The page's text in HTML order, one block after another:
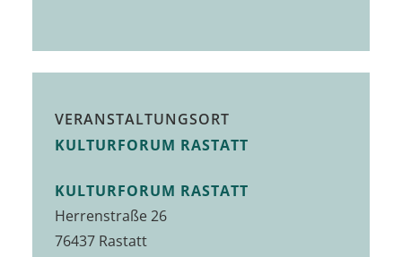
VERANSTALTUNGSORT
KULTURFORUM RASTATT
KULTURFORUM RASTATT
Herrenstraße 26
76437 Rastatt